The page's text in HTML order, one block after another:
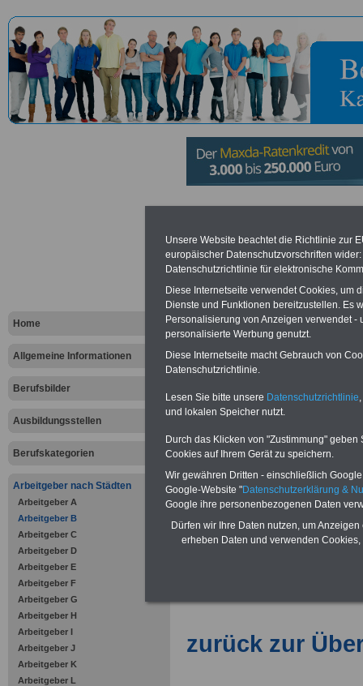
Home
Allgemeine Informationen
Berufsbilder
Ausbildungsstellen
Berufskategorien
Arbeitgeber nach Städten
Arbeitgeber A
Arbeitgeber B
Arbeitgeber C
Arbeitgeber D
Arbeitgeber E
Arbeitgeber F
Arbeitgeber G
Arbeitgeber H
Arbeitgeber I
Arbeitgeber J
Arbeitgeber K
Arbeitgeber L
das Leben
Roma in
Berlin
Vorteile für den öffentlichen
Vergleichen und sparen
Berufsunfähigkeitsabsicherung-
Krankenzusatzversicherung -
Online-Vergleich Gesetzliche
Zahnzusatzversicherung-
Vorteile der Privaten
zurück zur
Unsere Website beachtet die Richtlinie zur
europäischer Datenschutzvorschriften
Datenschutzrichtlinie für elektronische
Diese Internetseite verwendet Cookies, um
Dienste und Funktionen bereitzustellen. Es
Personalisierung von Anzeigen verwendet
personalisierte Werbung genutzt.
Diese Internetseite macht Gebrauch von
Datenschutzrichtlinie.
Lesen Sie bitte unsere Datenschutzrichtlinie
und lokalen Speicher nutzt.
Durch das Klicken von "Zustimmung"
Cookies auf Ihrem Gerät zu speichern.
Wir gewähren Dritten - einschließlich
Google-Website "Datenschutzerklärung &
Google ihre personenbezogenen Daten
Dürfen wir Ihre Daten nutzen, um
erheben Daten und verwenden